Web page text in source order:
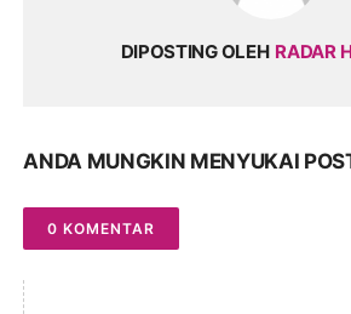
DIPOSTING OLEH RADAR
ANDA MUNGKIN MENYUKAI
0 KOMENTAR